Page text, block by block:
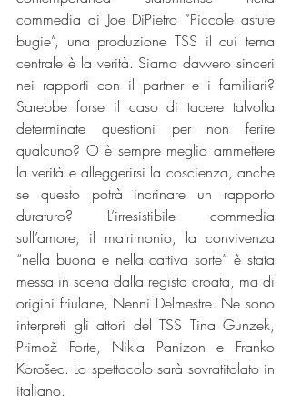
commedia di Joe DiPietro “Piccole astute
bugie”, una produzione TSS il cui tema
centrale è la verità. Siamo davvero sinceri
nei rapporti con il partner e i familiari?
Sarebbe forse il caso di tacere talvolta
determinate questioni per non ferire
qualcuno? O è sempre meglio ammettere
la verità e alleggerirsi la coscienza, anche
se questo potrà incrinare un rapporto
duraturo? L’irresistibile commedia
sull’amore, il matrimonio, la convivenza
“nella buona e nella cattiva sorte” è stata
messa in scena dalla regista croata, ma di
origini friulane, Nenni Delmestre. Ne sono
interpreti gli attori del TSS Tina Gunzek,
Primož Forte, Nikla Panizon e Franko
Korošec. Lo spettacolo sarà sovratitolato in
italiano.